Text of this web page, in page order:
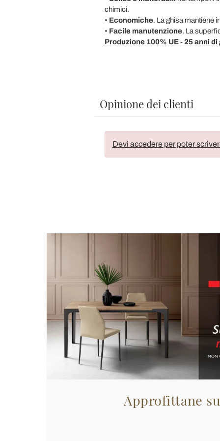
chimici.
• Economiche. La ghisa mantiene
• Facile manutenzione. La
Produzione 100% UE - 25 anni
Opinione dei clienti
Devi accedere per poter
Approfittane